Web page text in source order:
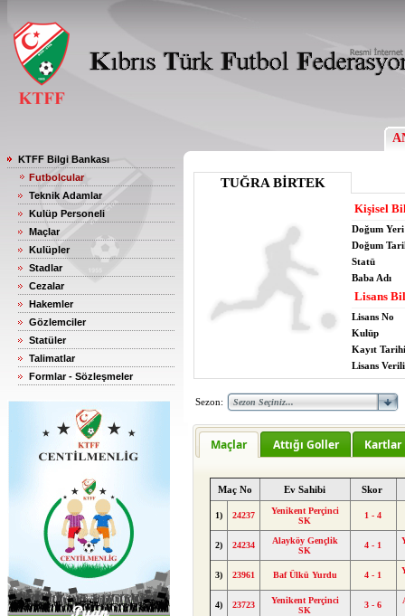
KTFF Bilgi Bankası
Futbolcular
Teknik Adamlar
Kulüp Personeli
Maçlar
Kulüpler
Stadlar
Cezalar
Hakemler
Gözlemciler
Statüler
Talimatlar
Formlar - Sözleşmeler
TUĞRA BİRTEK
Kişisel
Doğum Yeri
Doğum
Statü
Baba Adı
Lisans
Lisans No
Kulüp
Kayıt Tarihi
Lisans
Sezon:
Maçlar Attığı Goller Kartlar
Maç No Ev Sahibi Skor
1) 24237
Yenikent Perçinci
SK
1 - 4
2) 24234
Alayköy Gençlik
SK
4 - 1
3) 23961 Baf Ülkü Yurdu 4 - 1
4) 23723
Yenikent Perçinci
SK
3 - 6